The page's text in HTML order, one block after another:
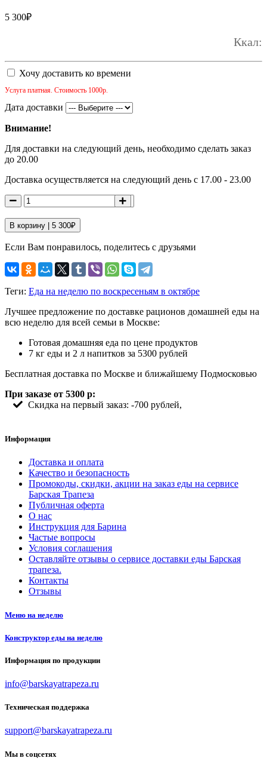
5 300₽
Ккал:
Хочу доставить ко времени
Услуга платная. Стоимость 1000р.
Дата доставки
Внимание!
Для доставки на следующий день, необходимо сделать заказ
до 20.00
Доставка осуществляется на следующий день с 17.00 - 23.00
В корзину | 5 300₽
Если Вам понравилось, поделитесь с друзьями
Теги: Еда на неделю по воскресеньям в октябре
Лучшее предложение по доставке рационов домашней еды на
всю неделю для всей семьи в Москве:
Готовая домашняя еда по цене продуктов
7 кг еды и 2 л напитков за 5300 рублей
Бесплатная доставка по Москве и ближайшему Подмосковью
При заказе от 5300 р:
Скидка на первый заказ: -700 рублей,
Информация
Доставка и оплата
Качество и безопасность
Промокоды, скидки, акции на заказ еды на сервисе
Барская Трапеза
Публичная оферта
О нас
Инструкция для Барина
Частые вопросы
Условия соглашения
Оставляйте отзывы о сервисе доставки еды Барская
трапеза.
Контакты
Отзывы
Меню на неделю
Конструктор еды на неделю
Информация по продукции
info@barskayatrapeza.ru
Техническая поддержка
support@barskayatrapeza.ru
Мы в соцсетях